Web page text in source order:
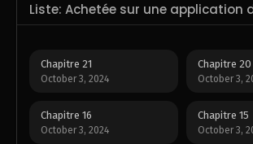
Liste: Achetée sur une application
Chapitre 21
October 3, 2024
Chapitre 20
October 3,
Chapitre 16
October 3, 2024
Chapitre 15
October 3,